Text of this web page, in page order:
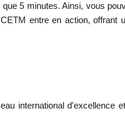
5 minutes. Ainsi, vous
entre en action, offrant
international d'excellence